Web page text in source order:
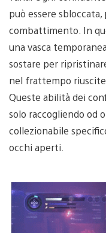
può essere
combattimento. In
una vasca
sostare per
nel frattempo
Queste abilità dei
solo raccogliendo od
collezionabile
occhi aperti.